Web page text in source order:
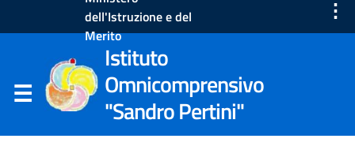
dell'Istruzione e del
Merito
⋮
Istituto
Omnicomprensivo
"Sandro Pertini"